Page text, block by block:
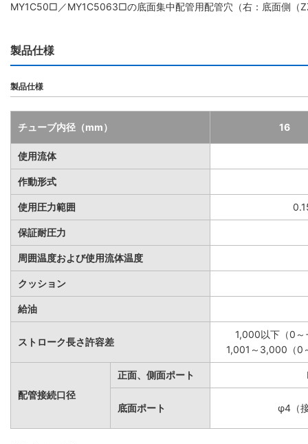
MY1C50□／MY1C5063□の底面集中配管用配管穴（右：底面側（
製品仕様
製品仕様
チューブ内径（mm） 16
使用流体
作動形式
使用圧力範囲
保証耐圧力
周囲温度および使用流体温度
クッション
給油
ストローク長さ許容差
1,000以下（0～
1,001～3,000（0
配管接続口径
正面、側面ポート
底面ポート φ4（